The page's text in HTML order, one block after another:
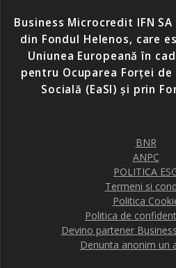
Business Microcredit IFN
din Fondul Helenos, care
Uniunea Europeană în
pentru Ocuparea Forței de
Socială (EaSI) și prin
BNR
ANPC
POLITICA
Termeni si
Politica
Politica de
Devino partener
Denunta anonim un